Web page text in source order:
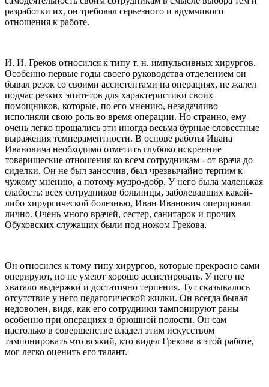
разработки их, он требовал серьезного и вдумчивого
отношения к работе.
И. И. Греков относился к типу т. н. импульсивных хирургов.
Особенно первые годы своего руководства отделением он
бывал резок со своими ассистентами на операциях, не жалел
подчас резких эпитетов для характеристики своих
помощников, которые, по его мнению, незадачливо
исполняли свою роль во время операции. Но странно, ему
очень легко прощались эти иногда весьма бурные словестные
выражения темпераментности. В основе работы Ивана
Ивановича необходимо отметить глубоко искренние
товарищеские отношения ко всем сотрудникам - от врача до
сиделки. Он не был заносчив, был чрезвычайно терпим к
чужому мнению, а потому мудро-добр. У него была маленькая
слабость: всех сотрудников больницы, заболевавших какой-
либо хирургической болезнью, Иван Иванович оперировал
лично. Очень много врачей, сестер, санитарок и прочих
Обуховских служащих были под ножом Грекова.
Он относился к тому типу хирургов, которые прекрасно сами
оперируют, но не умеют хорошо ассистировать. У него не
хватало выдержки и достаточно терпения. Тут сказывалось
отсутствие у него педагогической жилки. Он всегда бывал
недоволен, видя, как его сотрудники тампонируют раны
особенно при операциях в брюшной полости. Он сам
настолько в совершенстве владел этим искусством
тампонировать что всякий, кто видел Грекова в этой работе,
мог легко оценить его талант.